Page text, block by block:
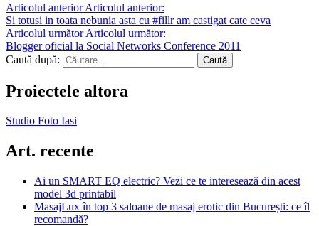
Articolul anterior Articolul anterior:
Si totusi in toata nebunia asta cu #fillr am castigat cate ceva
Articolul următor Articolul următor:
Blogger oficial la Social Networks Conference 2011
Caută după:
Proiectele altora
Studio Foto Iasi
Art. recente
Ai un SMART EQ electric? Vezi ce te interesează din acest
model 3d printabil
MasajLux în top 3 saloane de masaj erotic din București: ce îl
recomandă?